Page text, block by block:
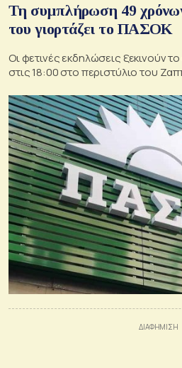
Τη συμπλήρωση 49
του γιορτάζει το ΠΑΣΟΚ
Οι φετινές εκδηλώσεις ξεκινούν
στις 18:00 στο περιστύλιο του